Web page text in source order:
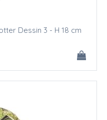
Dessin 3 - H 18 cm